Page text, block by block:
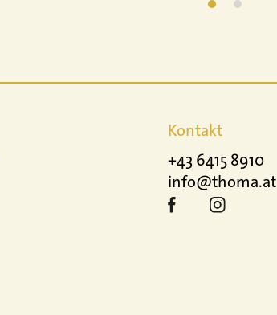
Kontakt
+43 6415 8910
info@thoma.at